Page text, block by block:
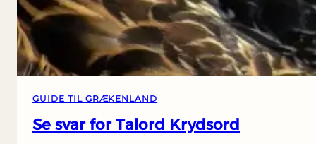
GUIDE TIL GRÆKENLAND
Se svar for Talord Krydsord